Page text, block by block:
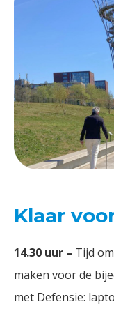
Klaar
14.30 uur – Tijd
maken voor de
met Defensie: